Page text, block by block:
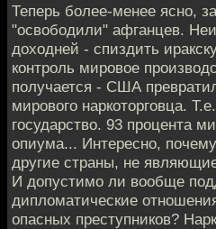
Теперь более-менее ясно,
"освободили" афганцев.
доходней - спиздить
контроль мировое
получается - США
мирового наркоторговца.
государство. 93 процента
опиума... Интересно,
другие страны, не
И допустимо ли вообще
дипломатические
опасных преступников?